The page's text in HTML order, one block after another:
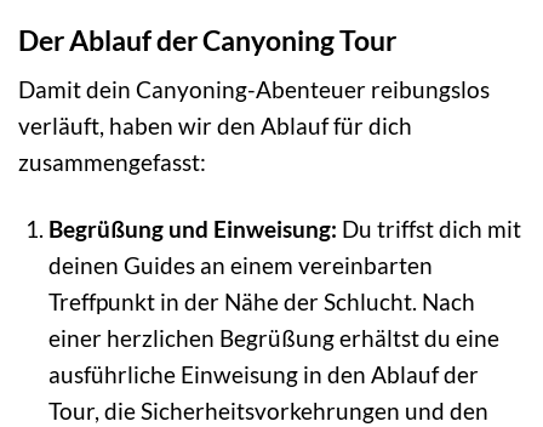
Der Ablauf der Canyoning Tour
Damit dein Canyoning-Abenteuer reibungslos
verläuft, haben wir den Ablauf für dich
zusammengefasst:
Begrüßung und Einweisung: Du triffst dich mit
deinen Guides an einem vereinbarten
Treffpunkt in der Nähe der Schlucht. Nach
einer herzlichen Begrüßung erhältst du eine
ausführliche Einweisung in den Ablauf der
Tour, die Sicherheitsvorkehrungen und den